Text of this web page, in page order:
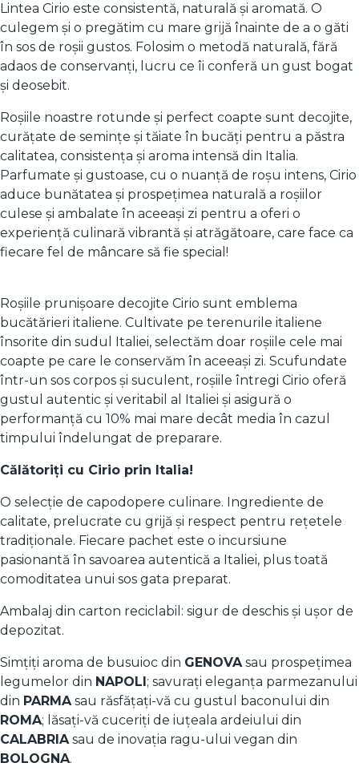
Lintea Cirio este consistentă, naturală și aromată. O
culegem și o pregătim cu mare grijă înainte de a o găti
în sos de roșii gustos. Folosim o metodă naturală, fără
adaos de conservanți, lucru ce îi conferă un gust bogat
și deosebit.
Roșiile noastre rotunde și perfect coapte sunt decojite,
curățate de semințe și tăiate în bucăți pentru a păstra
calitatea, consistența și aroma intensă din Italia.
Parfumate și gustoase, cu o nuanță de roșu intens, Cirio
aduce bunătatea și prospețimea naturală a roșiilor
culese și ambalate în aceeași zi pentru a oferi o
experiență culinară vibrantă și atrăgătoare, care face ca
fiecare fel de mâncare să fie special!
Roșiile prunișoare decojite Cirio sunt emblema
bucătărieri italiene. Cultivate pe terenurile italiene
însorite din sudul Italiei, selectăm doar roșiile cele mai
coapte pe care le conservăm în aceeași zi. Scufundate
într-un sos corpos și suculent, roșiile întregi Cirio oferă
gustul autentic și veritabil al Italiei și asigură o
performanță cu 10% mai mare decât media în cazul
timpului îndelungat de preparare.
Călătoriți cu Cirio prin Italia!
O selecție de capodopere culinare. Ingrediente de
calitate, prelucrate cu grijă și respect pentru rețetele
tradiționale. Fiecare pachet este o incursiune
pasionantă în savoarea autentică a Italiei, plus toată
comoditatea unui sos gata preparat.
Ambalaj din carton reciclabil: sigur de deschis și ușor de
depozitat.
Simțiți aroma de busuioc din GENOVAsau prospețimea
legumelor din NAPOLI; savurați eleganța parmezanului
din PARMAsau răsfățați-vă cu gustul baconului din
ROMA; lăsați-vă cuceriți de iuțeala ardeiului din
CALABRIAsau de inovația ragu-ului vegan din
BOLOGNA.